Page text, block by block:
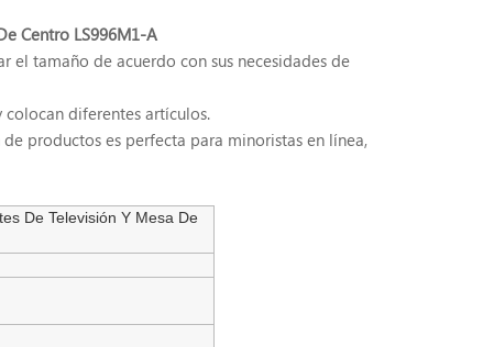
Centro LS996M1-A
el tamaño de acuerdo con sus necesidades de
diferentes artículos.
productos es perfecta para minoristas en línea,
De Televisión Y Mesa De